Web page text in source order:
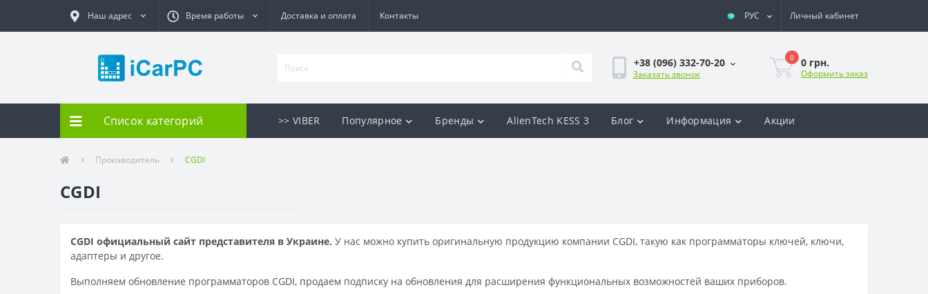
Наш адрес Время работы Доставка и оплата Контакты РУС Личный кабинет
+38 (096) 332-70-20
Заказать звонок
0 0 грн.
Оформить заказ
Список категорий >> VIBER Популярное Бренды AlienTech KESS 3 Блог Информация Акции
Производитель CGDI
CGDI
CGDI официальный сайт представителя в Украине. У нас можно купить оригинальную продукцию компании CGDI, такую как программаторы ключей, ключи,
адаптеры и другое.
Выполняем обновление программаторов CGDI, продаем подписку на обновления для расширения функциональных возможностей ваших приборов.